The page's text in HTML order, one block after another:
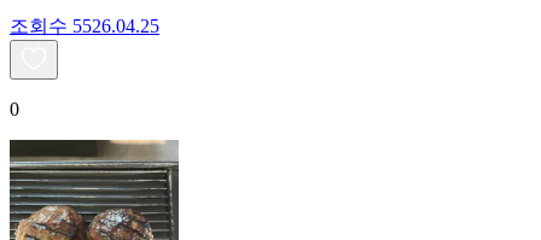
조회수 5526.04.25
0